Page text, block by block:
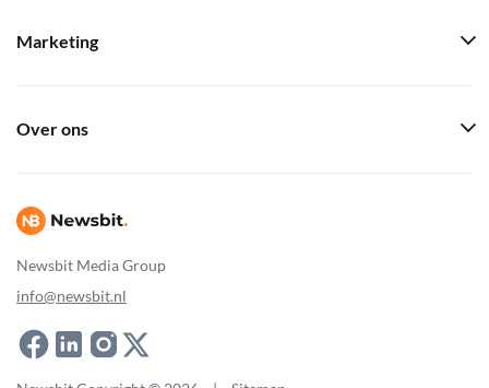
Newsbit Media Group
info@newsbit.nl
Marketing
Over ons